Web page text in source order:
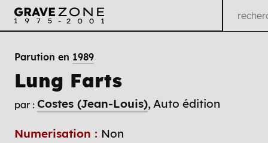
Parution en 1989
Lung Farts
par : Costes (Jean-Louis) Auto édition
Numerisation : Non